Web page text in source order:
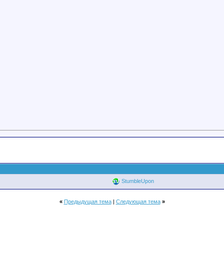
StumbleUpon
« Предыдущая тема| Следующая тема »